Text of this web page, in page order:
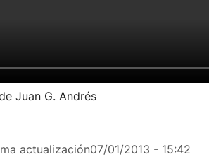
Juan G. Andrés
actualización07/01/2013 - 15:42